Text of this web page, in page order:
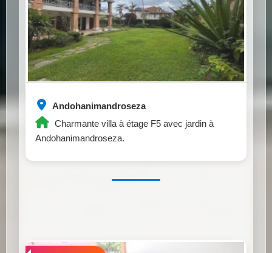
Andohanimandroseza
Charmante villa à étage F5 avec jardin à
Andohanimandroseza.